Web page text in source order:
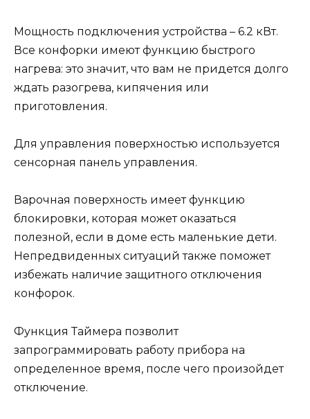
Мощность подключения устройства – 6.2 кВт.
Все конфорки имеют функцию быстрого
нагрева: это значит, что вам не придется долго
ждать разогрева, кипячения или
приготовления.
Для управления поверхностью используется
сенсорная панель управления.
Варочная поверхность имеет функцию
блокировки, которая может оказаться
полезной, если в доме есть маленькие дети.
Непредвиденных ситуаций также поможет
избежать наличие защитного отключения
конфорок.
Функция Таймера позволит
запрограммировать работу прибора на
определенное время, после чего произойдет
отключение.